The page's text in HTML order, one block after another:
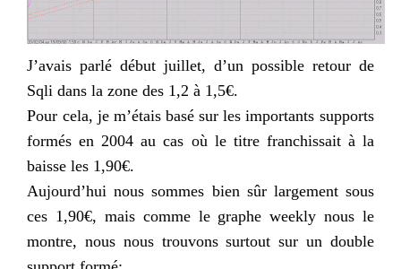
J’avais parlé début juillet, d’un possible retour de
Sqli dans la zone des 1,2 à 1,5€.
Pour cela, je m’étais basé sur les importants supports
formés en 2004 au cas où le titre franchissait à la
baisse les 1,90€.
Aujourd’hui nous sommes bien sûr largement sous
ces 1,90€, mais comme le grapheweekly nous le
montre, nous nous trouvons surtout sur un double